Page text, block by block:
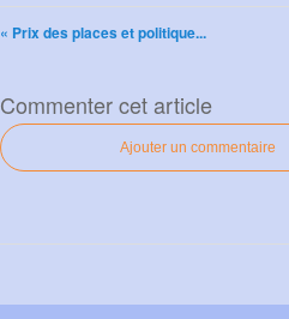
« Prix des places et politique...
Commenter cet article
Ajouter un commentaire